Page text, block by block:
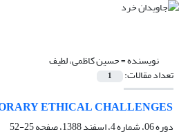
نویسنده =حسین کاظمی، لطیف
تعداد مقالات: 1
ETHICAL CHALLENGES
دوره 06، شماره 4، اسفند 1388، صفحه
25-52